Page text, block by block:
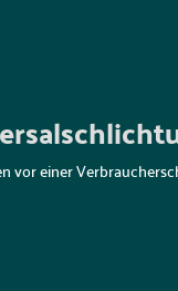
einer